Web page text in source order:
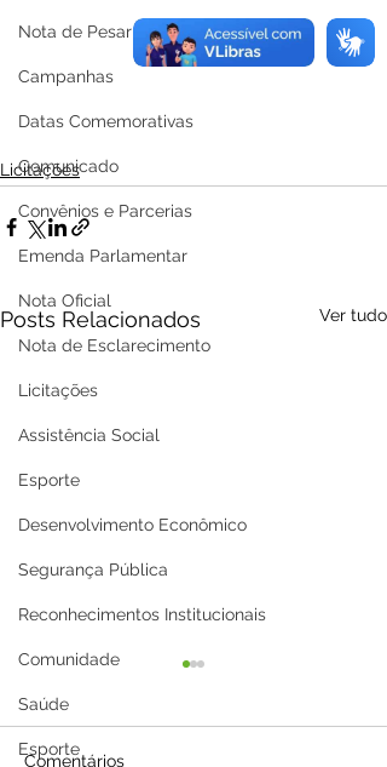
Nota de Pesar
Campanhas
Datas Comemorativas
Comunicado
Convênios e Parcerias
Emenda Parlamentar
Nota Oficial
Nota de Esclarecimento
Licitações
Assistência Social
Esporte
Desenvolvimento Econômico
Segurança Pública
Reconhecimentos Institucionais
Comunidade
Saúde
Esporte
Licitações
Posts Relacionados Ver tudo
Comentários